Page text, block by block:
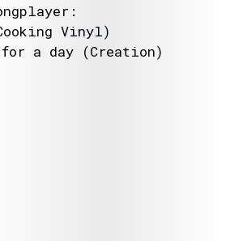
Vinyl)
a day (Creation)